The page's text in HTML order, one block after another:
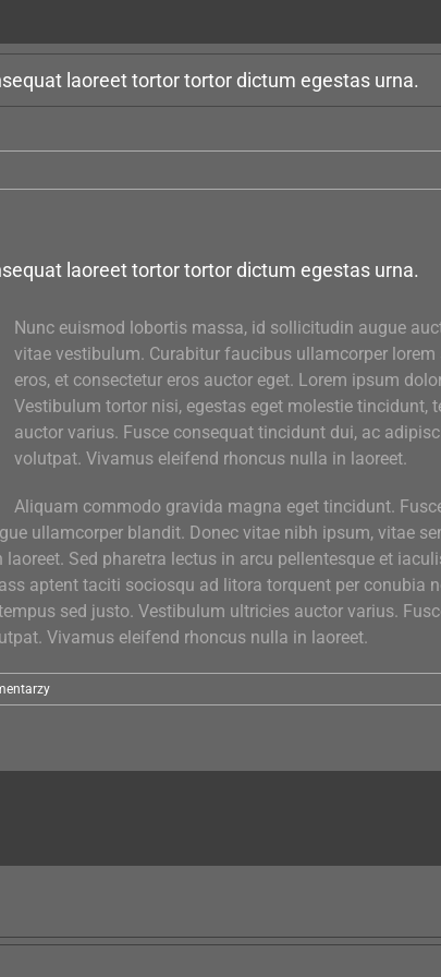
laoreet tortor tortor dictum egestas urna.
laoreet tortor tortor dictum egestas urna.
Nunc euismod lobortis massa, id sollicitudin augue
vitae vestibulum. Curabitur faucibus ullamcorper
eros, et consectetur eros auctor eget. Lorem ipsum
Vestibulum tortor nisi, egestas eget molestie tincidunt,
auctor varius. Fusce consequat tincidunt dui, ac
volutpat. Vivamus eleifend rhoncus nulla in laoreet.
Aliquam commodo gravida magna eget tincidunt.
ullamcorper blandit. Donec vitae nibh ipsum, vitae
Sed pharetra lectus in arcu pellentesque et
aptent taciti sociosqu ad litora torquent per conubia
sed justo. Vestibulum ultricies auctor varius.
Vivamus eleifend rhoncus nulla in laoreet.